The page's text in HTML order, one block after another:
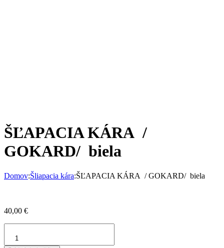
ŠĽAPACIA KÁRA /
GOKARD/ biela
Domov:Šliapacia kára:ŠĽAPACIA KÁRA / GOKARD/ biela
40,00 €
ŠĽAPACIA
KÁRA